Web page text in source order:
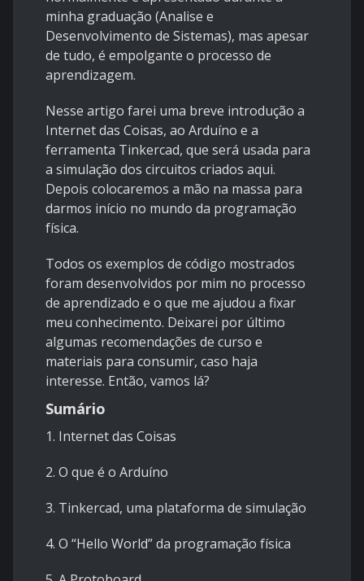
minha graduação (Analise e
Desenvolvimento de Sistemas), mas apesar
de tudo, é empolgante o processo de
aprendizagem.
Nesse artigo farei uma breve introdução a
Internet das Coisas, ao Arduíno e a
ferramenta Tinkercad, que será usada para
a simulação dos circuitos criados aqui.
Depois colocaremos a mão na massa para
darmos início no mundo da programação
física.
Todos os exemplos de código mostrados
foram desenvolvidos por mim no processo
de aprendizado e o que me ajudou a fixar
meu conhecimento. Deixarei por último
algumas recomendações de curso e
materiais para consumir, caso haja
interesse. Então, vamos lá?
Sumário
1. Internet das Coisas
2. O que é o Arduíno
3. Tinkercad, uma plataforma de simulação
4. O “Hello World” da programação física